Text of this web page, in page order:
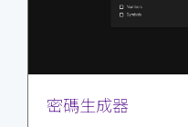
密碼生成器